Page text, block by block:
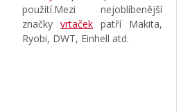
použítí.Mezi nejoblíbenější
značkyvrtaček patří Makita,
Ryobi, DWT, Einhell atd.